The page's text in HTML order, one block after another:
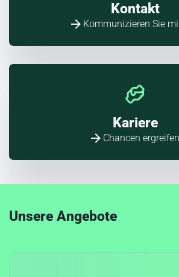
Kontakt
Kommunizieren Sie
Kariere
Chancen
Unsere Angebote